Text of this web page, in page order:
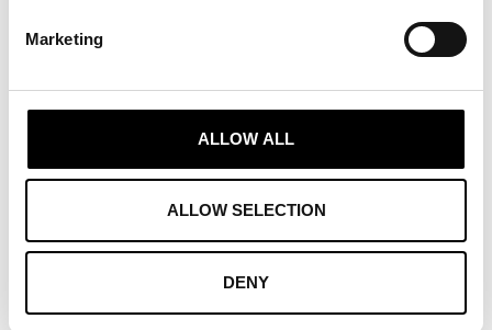
Marketing
ALLOW ALL
ALLOW SELECTION
DENY